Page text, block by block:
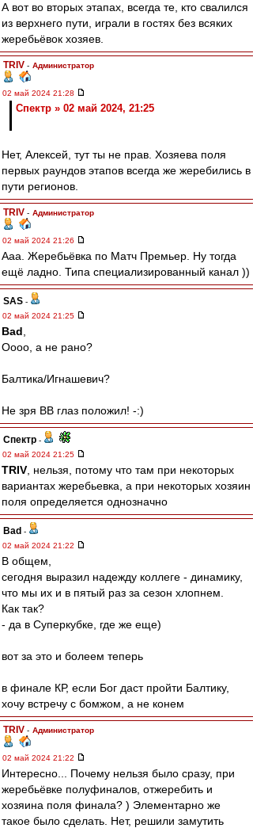
А вот во вторых этапах, всегда те, кто свалился
из верхнего пути, играли в гостях без всяких
жеребьёвок хозяев.
TRIV - Администратор
02 май 2024 21:28
Спектр » 02 май 2024, 21:25
Нет, Алексей, тут ты не прав. Хозяева поля
первых раундов этапов всегда же жеребились в
пути регионов.
TRIV - Администратор
02 май 2024 21:26
Ааа. Жеребьёвка по Матч Премьер. Ну тогда
ещё ладно. Типа специализированный канал ))
SAS -
02 май 2024 21:25
Bad
Оооо, а не рано?
Балтика/Игнашевич?
Не зря ВВ глаз положил! -:)
Спектр -
02 май 2024 21:25
TRIV , нельзя, потому что там при некоторых
вариантах жеребьевка, а при некоторых хозяин
поля определяется однозначно
Bad -
02 май 2024 21:22
В общем,
сегодня выразил надежду коллеге - динамику,
что мы их и в пятый раз за сезон хлопнем.
Как так?
- да в Суперкубке, где же еще)
вот за это и болеем теперь
в финале КР, если Бог даст пройти Балтику,
хочу встречу с бомжом, а не конем
TRIV - Администратор
02 май 2024 21:22
Интересно... Почему нельзя было сразу, при
жеребьёвке полуфиналов, отжеребить и
хозяина поля финала? ) Элементарно же
такое было сделать. Нет, решили замутить